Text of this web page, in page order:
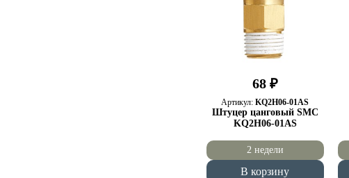
68 ₽
Артикул:KQ2H06-01AS
Штуцер цанговый SMC
KQ2H06-01AS
2 недели
В корзину